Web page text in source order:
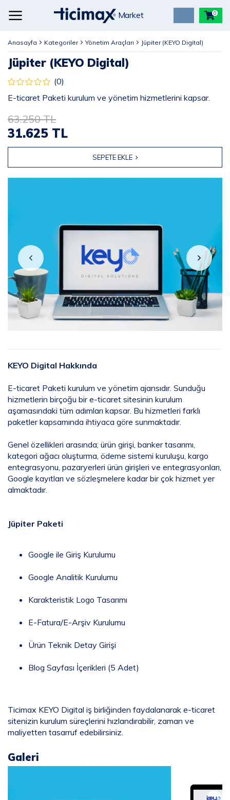
Market 0
Anasayfa Kategoriler Yönetim Araçları Jüpiter (KEYO Digital)
Jüpiter (KEYO Digital)
(0)
E-ticaret Paketi kurulum ve yönetim hizmetlerini kapsar.
63.250 TL
31.625 TL
SEPETE EKLE
KEYO Digital Hakkında
E-ticaret Paketi kurulum ve yönetim ajansıdır. Sunduğu
hizmetlerin birçoğu bir e-ticaret sitesinin kurulum
aşamasındaki tüm adımları kapsar. Bu hizmetleri farklı
paketler kapsamında ihtiyaca göre sunmaktadır.
Genel özellikleri arasında; ürün girişi, banker tasarımı,
kategori ağacı oluşturma, ödeme sistemi kuruluşu, kargo
entegrasyonu, pazaryerleri ürün girişleri ve entegrasyonları,
Google kayıtları ve sözleşmelere kadar bir çok hizmet yer
almaktadır.
Jüpiter Paketi
Google ile Giriş Kurulumu
Google Analitik Kurulumu
Karakteristik Logo Tasarımı
E-Fatura/E-Arşiv Kurulumu
Ürün Teknik Detay Girişi
Blog Sayfası İçerikleri (5 Adet)
Ticimax KEYO Digital iş birliğinden faydalanarak e-ticaret
sitenizin kurulum süreçlerini hızlandırabilir, zaman ve
maliyetten tasarruf edebilirsiniz.
Galeri